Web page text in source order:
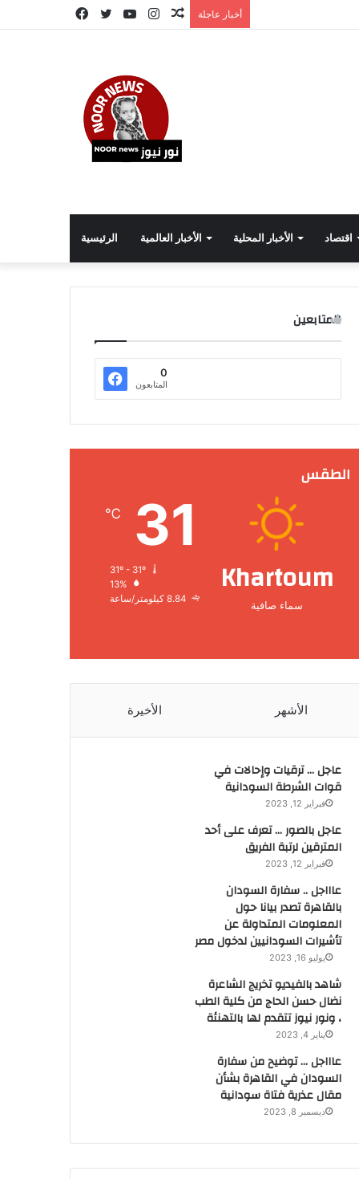
أخبار عاجلة
مقال انستقرام
يوتيوب تويتر
الرئيسية الأخبار العالمية الأخبار المحلية اقتصاد
المتابعين
0
المتابعون
الطقس
Khartoum
سماء صافية
31
℃
13%
8.84 كيلومتر/ساعة
الأشهر الأخيرة
عاجل … ترقيات وإحالات في
قوات الشرطة السودانية
فبراير 12, 2023
عاجل بالصور … تعرف على أحد
المترقين لرتبة الفريق
فبراير 12, 2023
عاااجل .. سفارة السودان
بالقاهرة تصدر بيانا حول
المعلومات المتداولة عن
تأشيرات السودانيين لدخول مصر
يوليو 16, 2023
شاهد بالفيديو تخريج الشاعرة
نضال حسن الحاج من كلية الطب
، ونور نيوز تتقدم لها بالتهنئة
يناير 4, 2023
عاااجل … توضيح من سفارة
السودان في القاهرة بشأن
مقال عذرية فتاة سودانية
ديسمبر 8, 2023